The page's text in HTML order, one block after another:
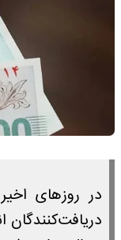
در روزهای
دریافت‌کنندگان